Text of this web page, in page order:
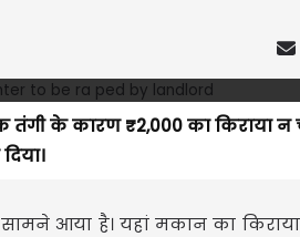
तंगी के कारण ₹2,000 का किराया न
आया है। यहां मकान का